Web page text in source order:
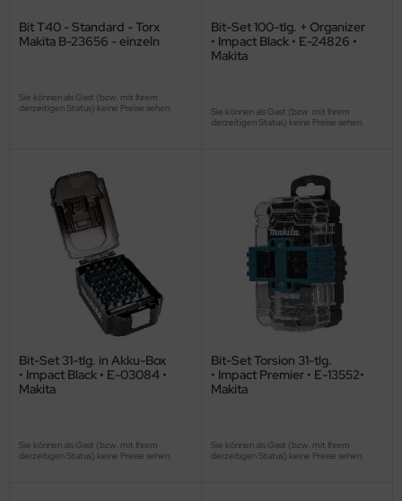
Bit T40 - Standard - Torx
Makita B-23656 - einzeln
Sie können als Gast (bzw. mit Ihrem
derzeitigen Status) keine Preise sehen.
Bit-Set 100-tlg. + Organizer
• Impact Black • E-24826 •
Makita
Sie können als Gast (bzw. mit Ihrem
derzeitigen Status) keine Preise sehen.
Bit-Set 31-tlg. in Akku-Box
• Impact Black • E-03084 •
Makita
Sie können als Gast (bzw. mit Ihrem
derzeitigen Status) keine Preise sehen.
Bit-Set Torsion 31-tlg.
• Impact Premier • E-13552•
Makita
Sie können als Gast (bzw. mit Ihrem
derzeitigen Status) keine Preise sehen.